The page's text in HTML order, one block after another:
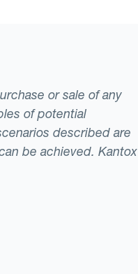
or sale of any
of potential
described are
be achieved. Kantox